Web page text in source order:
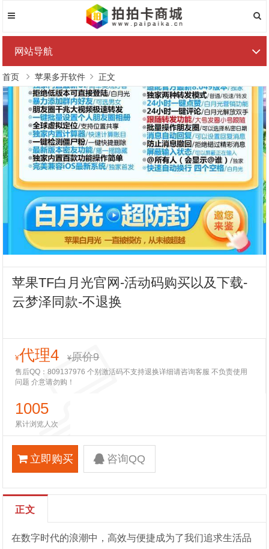
网站导航
首页 苹果多开软件 正文
苹果TF白月光官网-活动码购买以及下载-
云梦泽同款-不退换
¥代理4 ¥原价9
售后QQ：809137976 个别激活码不支持退换详细请咨询客服 不负责使用
问题 介意请勿购！
1005
累计浏览人次
立即购买 咨询QQ
正文
在数字时代的浪潮中，高效与便捷成为了我们追求生活品